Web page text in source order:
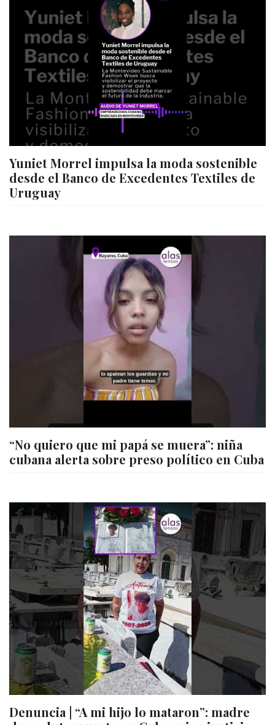
Yuniet Morrel impulsa la moda sostenible
desde el Banco de Excedentes Textiles de
Uruguay
“No quiero que mi papá se muera”: niña
cubana alerta sobre preso político en Cuba
Denuncia | “A mi hijo lo mataron”: madre